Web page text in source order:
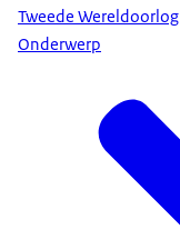
Tweede Wereldoorlog
Onderwerp